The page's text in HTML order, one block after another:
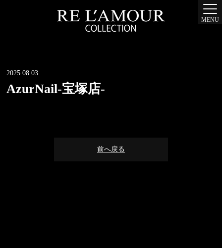
MENU
2025.08.03
AzurNail-宝塚店-
前へ戻る